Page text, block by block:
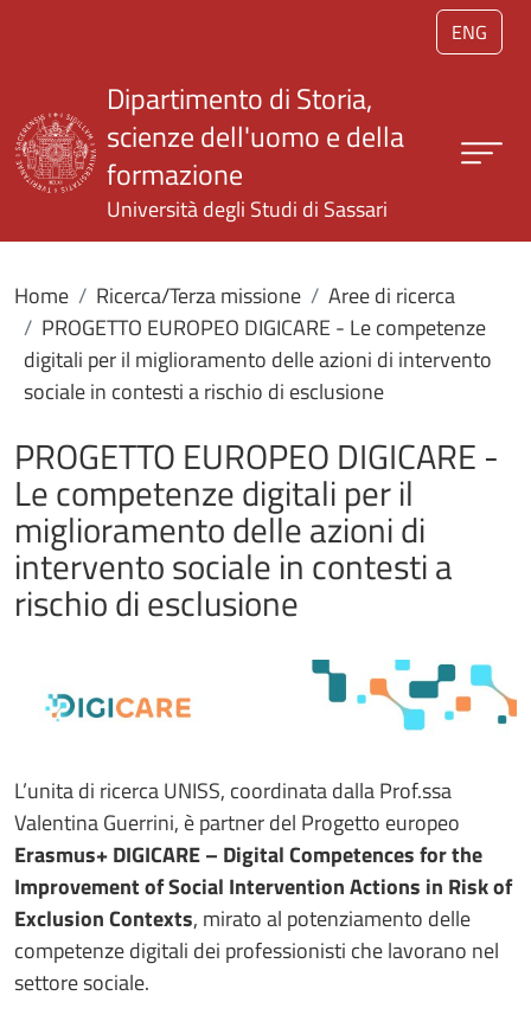
Salta al contenuto principale
ENG
Dipartimento di Storia,
scienze dell'uomo e della
formazione
Università degli Studi di Sassari
Home Ricerca/Terza missione
Aree di ricerca
PROGETTO EUROPEO DIGICARE - Le competenze
digitali per il miglioramento delle azioni di intervento
sociale in contesti a rischio di esclusione
PROGETTO EUROPEO DIGICARE -
Le competenze digitali per il
miglioramento delle azioni di
intervento sociale in contesti a
rischio di esclusione
L’unita di ricerca UNISS, coordinata dalla Prof.ssa
Valentina Guerrini, è partner del Progetto europeo
Erasmus+ DIGICARE – Digital Competences for the
Improvement of Social Intervention Actions in Risk of
Exclusion Contexts, mirato al potenziamento delle
competenze digitali dei professionisti che lavorano nel
settore sociale.